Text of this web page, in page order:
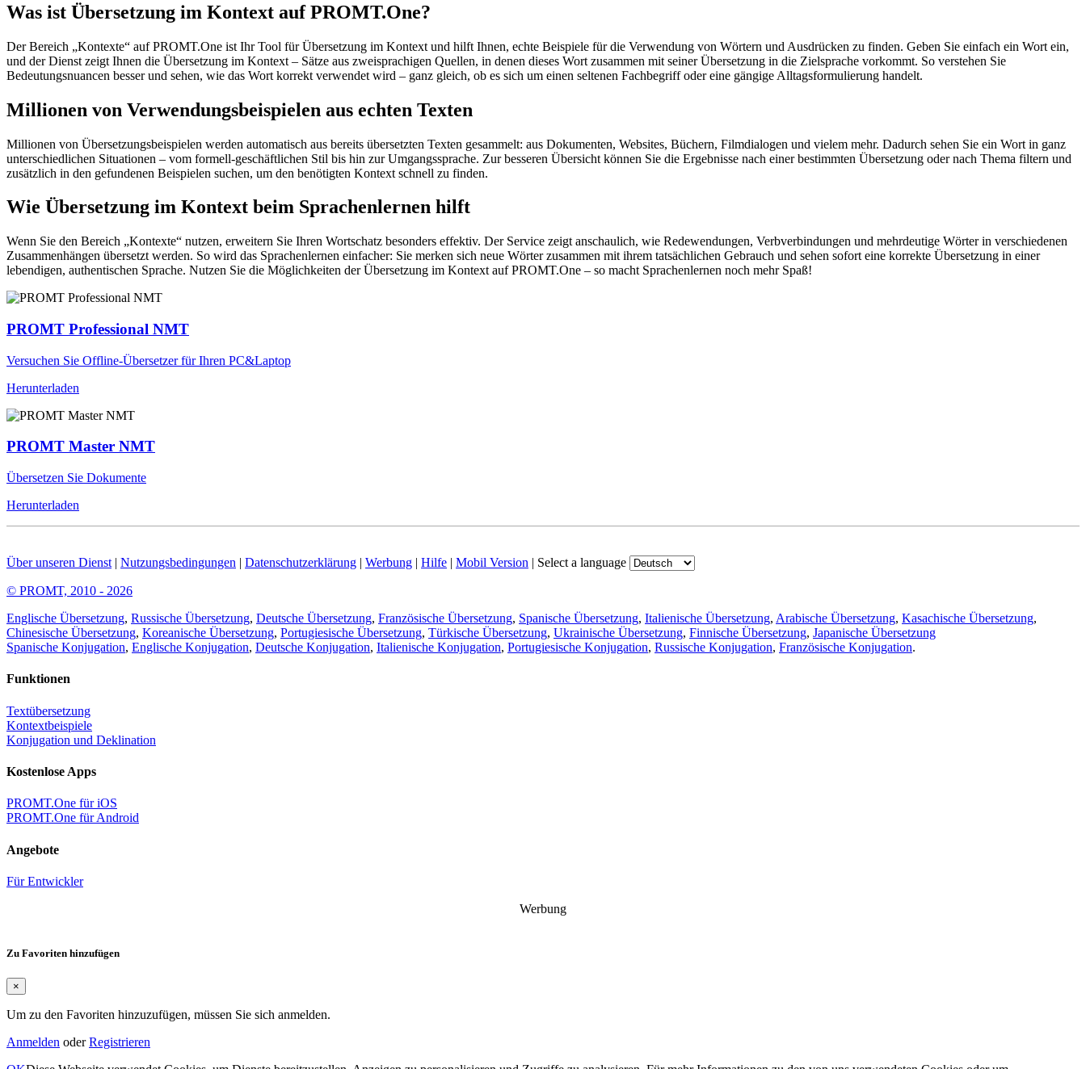
Was ist Übersetzung im Kontext auf PROMT.One?
Der Bereich „Kontexte“ auf PROMT.One ist Ihr Tool für Übersetzung im Kontext und hilft Ihnen, echte Beispiele für die Verwendung von Wörtern und Ausdrücken zu finden. Geben Sie einfach ein Wort ein,
und der Dienst zeigt Ihnen die Übersetzung im Kontext – Sätze aus zweisprachigen Quellen, in denen dieses Wort zusammen mit seiner Übersetzung in die Zielsprache vorkommt. So verstehen Sie
Bedeutungsnuancen besser und sehen, wie das Wort korrekt verwendet wird – ganz gleich, ob es sich um einen seltenen Fachbegriff oder eine gängige Alltagsformulierung handelt.
Millionen von Verwendungsbeispielen aus echten Texten
Millionen von Übersetzungsbeispielen werden automatisch aus bereits übersetzten Texten gesammelt: aus Dokumenten, Websites, Büchern, Filmdialogen und vielem mehr. Dadurch sehen Sie ein Wort in ganz
unterschiedlichen Situationen – vom formell-geschäftlichen Stil bis hin zur Umgangssprache. Zur besseren Übersicht können Sie die Ergebnisse nach einer bestimmten Übersetzung oder nach Thema filtern und
zusätzlich in den gefundenen Beispielen suchen, um den benötigten Kontext schnell zu finden.
Wie Übersetzung im Kontext beim Sprachenlernen hilft
Wenn Sie den Bereich „Kontexte“ nutzen, erweitern Sie Ihren Wortschatz besonders effektiv. Der Service zeigt anschaulich, wie Redewendungen, Verbverbindungen und mehrdeutige Wörter in verschiedenen
Zusammenhängen übersetzt werden. So wird das Sprachenlernen einfacher: Sie merken sich neue Wörter zusammen mit ihrem tatsächlichen Gebrauch und sehen sofort eine korrekte Übersetzung in einer
lebendigen, authentischen Sprache. Nutzen Sie die Möglichkeiten der Übersetzung im Kontext auf PROMT.One – so macht Sprachenlernen noch mehr Spaß!
PROMT Professional NMT
Versuchen Sie Offline-Übersetzer für Ihren PC&Laptop
Herunterladen
PROMT Master NMT
Übersetzen Sie Dokumente
Herunterladen
Über unseren Dienst | Nutzungsbedingungen | Datenschutzerklärung | Werbung | Hilfe | Mobil Version | Select a language
© PROMT, 2010 - 2026
Englische Übersetzung, Russische Übersetzung, Deutsche Übersetzung, Französische Übersetzung, Spanische Übersetzung, Italienische Übersetzung, Arabische Übersetzung, Kasachische Übersetzung,
Chinesische Übersetzung, Koreanische Übersetzung, Portugiesische Übersetzung, Türkische Übersetzung, Ukrainische Übersetzung, Finnische Übersetzung, Japanische Übersetzung
Spanische Konjugation, Englische Konjugation, Deutsche Konjugation, Italienische Konjugation, Portugiesische Konjugation, Russische Konjugation, Französische Konjugation.
Funktionen
Textübersetzung
Kontextbeispiele
Konjugation und Deklination
Kostenlose Apps
PROMT.One für iOS
PROMT.One für Android
Angebote
Für Entwickler
Werbung
Zu Favoriten hinzufügen
×
Um zu den Favoriten hinzuzufügen, müssen Sie sich anmelden.
Anmelden oderRegistrieren